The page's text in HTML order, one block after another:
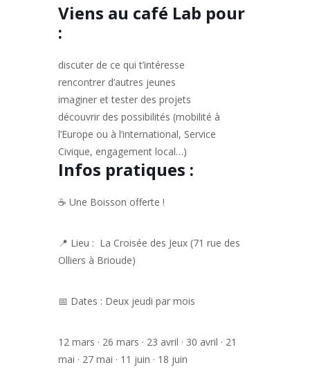
Viens au café Lab pour
:
discuter de ce qui t’intéresse
rencontrer d’autres jeunes
imaginer et tester des projets
découvrir des possibilités (mobilité à
l’Europe ou à l’international, Service
Civique, engagement local…)
Infos pratiques :
☕ Une Boisson offerte !
📍 Lieu : La Croisée des Jeux (71 rue des
Olliers à Brioude)
📅 Dates : Deux jeudi par mois
12 mars · 26 mars · 23 avril · 30 avril · 21
mai · 27 mai · 11 juin · 18 juin